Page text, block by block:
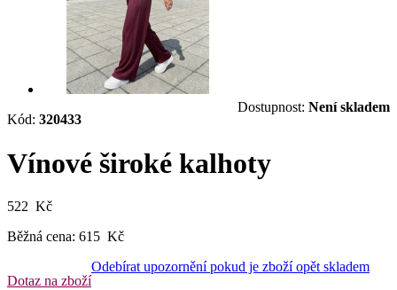
Kód: 320433
Dostupnost: Není skladem
Vínové široké kalhoty
522 Kč
Běžná cena: 615 Kč
Dotaz na zboží
Odebírat upozornění pokud je zboží opět skladem